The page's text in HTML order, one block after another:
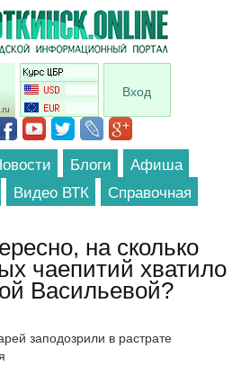
Вход
Блоги
Афиша
Видео ВТК Справочная
на сколько
чаепитий хватило
Васильевой?
заподозрили в растрате